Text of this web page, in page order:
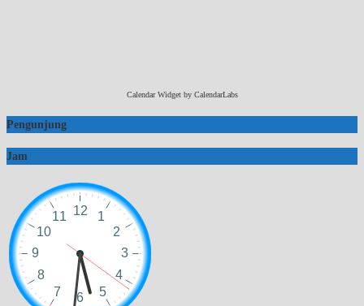
Calendar Widget by CalendarLabs
Pengunjung
Jam